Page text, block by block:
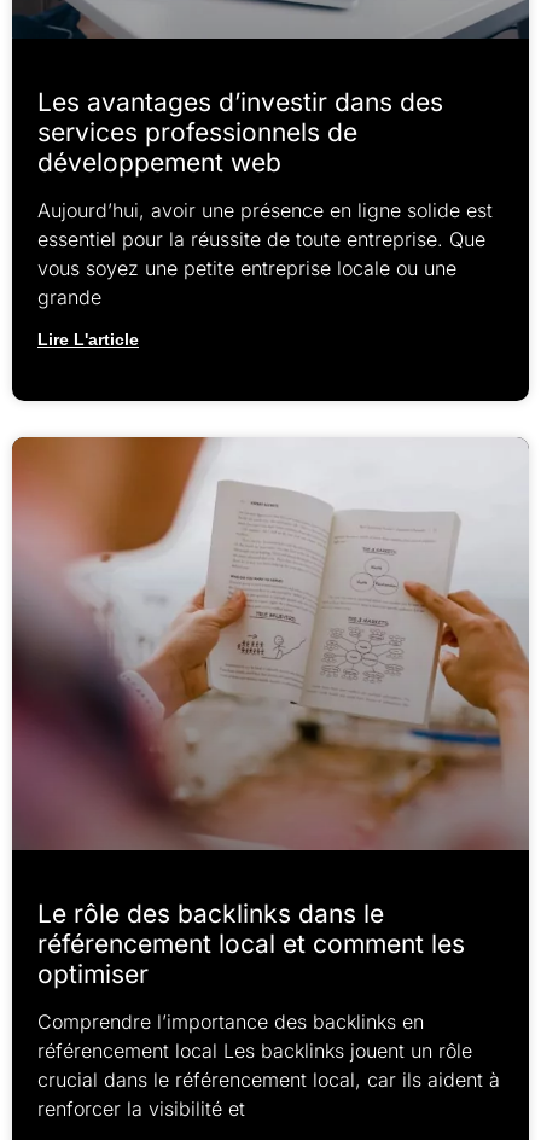
Les avantages d’investir dans des
services professionnels de
développement web
Aujourd’hui, avoir une présence en ligne solide est
essentiel pour la réussite de toute entreprise. Que
vous soyez une petite entreprise locale ou une
grande
Lire L'article
Le rôle des backlinks dans le
référencement local et comment les
optimiser
Comprendre l’importance des backlinks en
référencement local Les backlinks jouent un rôle
crucial dans le référencement local, car ils aident à
renforcer la visibilité et